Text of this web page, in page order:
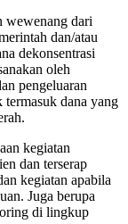
wewenang dari
dan/atau
dekonsentrasi
oleh
pengeluaran
termasuk dana yang
kegiatan
dan terserap
kegiatan apabila
Juga berupa
di lingkup